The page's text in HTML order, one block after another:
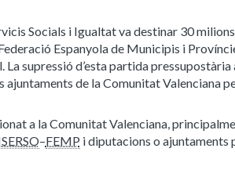
Socials i Igualtat va destinar 30 milions
Espanyola de Municipis i
supressió d’esta partida pressupostària
de la Comunitat Valenciana
a la Comunitat Valenciana,
–FEMP i diputacions o ajuntaments